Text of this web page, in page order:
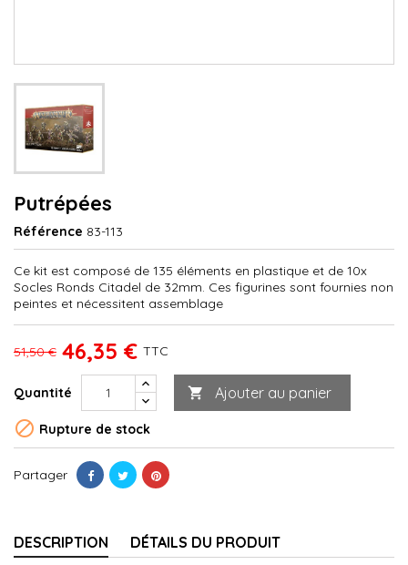
Putrépées
Référence 83-113
Ce kit est composé de 135 éléments en plastique et de 10x
Socles Ronds Citadel de 32mm. Ces figurines sont fournies non
peintes et nécessitent assemblage
51,50 € 46,35 € TTC
Quantité  Ajouter au panier
 Rupture de stock
Partager
DESCRIPTION DÉTAILS DU PRODUIT